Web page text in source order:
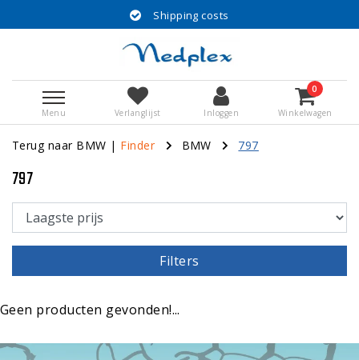
Shipping costs
Menu Verlanglijst Inloggen
0
Winkelwagen
Terug naar BMW | Finder BMW 797
797
Filters
Geen producten gevonden!...